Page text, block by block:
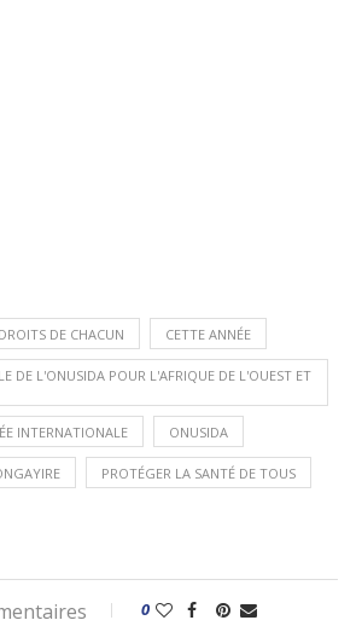
DE CHACUN CETTE ANNÉE
DE L'ONUSIDA POUR L'AFRIQUE DE L'OUEST ET
INTERNATIONALE ONUSIDA
PROTÉGER LA SANTÉ DE TOUS
0